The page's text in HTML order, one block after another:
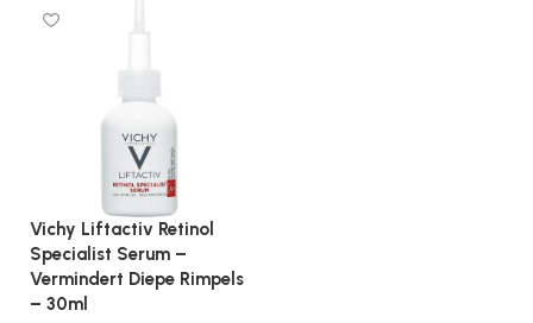
Vichy Liftactiv Retinol
Specialist Serum –
Vermindert Diepe Rimpels
– 30ml